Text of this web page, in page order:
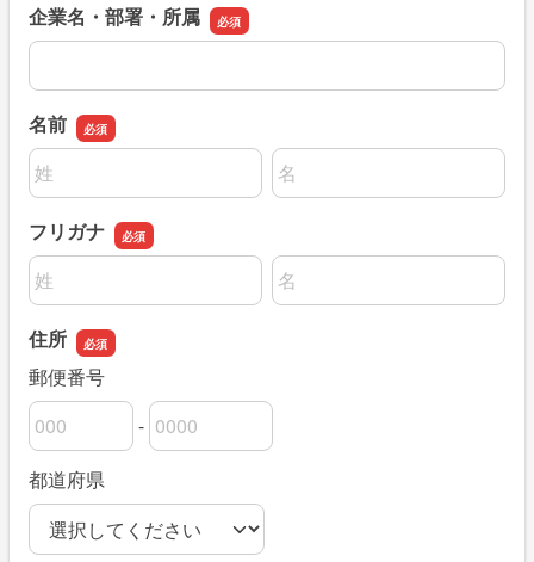
企業名・部署・所属
企業名・部署・所属
名前
名前の姓
名前の名
フリガナ
名前の姓
名前の名
住所
郵便番号
郵便番号の上3桁
-
郵便番号の下4桁
都道府県